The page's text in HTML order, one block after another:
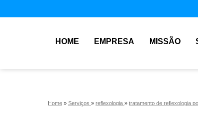
HOME EMPRESA MISSÃO
Home » Serviços » reflexologia » tratamento de reflexologia